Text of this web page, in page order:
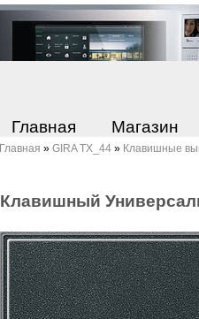
Главная Магазин
Главная » GIRA TX_44 » Клавишные
Клавишный